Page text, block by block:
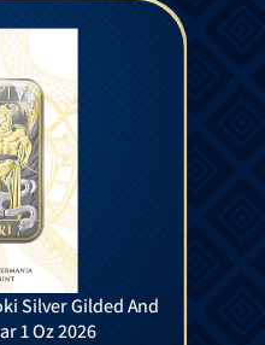
Silver Gilded And
1 Oz 2026